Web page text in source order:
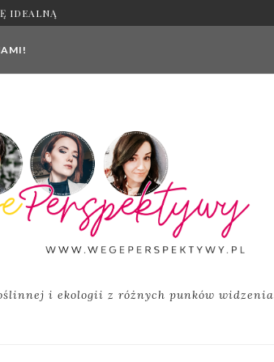
IDEALNĄ
i ekologii z różnych punków widzenia